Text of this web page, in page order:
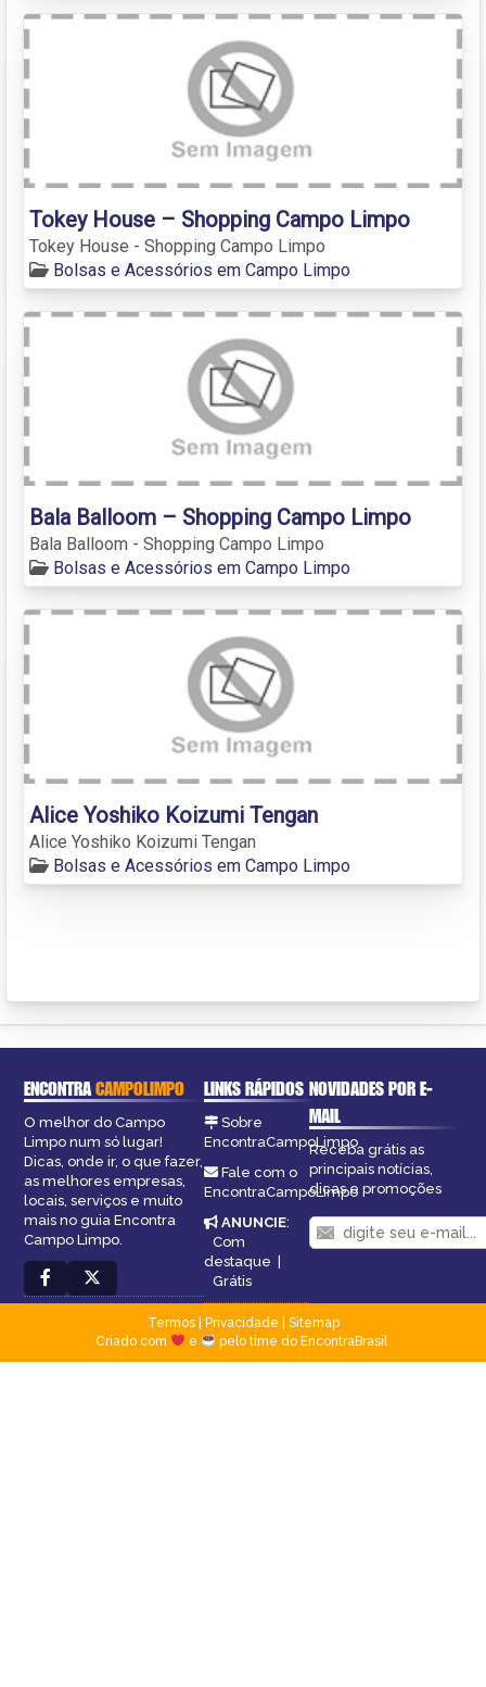
Tokey House – Shopping Campo Limpo
Tokey House - Shopping Campo Limpo
Bolsas e Acessórios em Campo Limpo
Bala Balloom – Shopping Campo Limpo
Bala Balloom - Shopping Campo Limpo
Bolsas e Acessórios em Campo Limpo
Alice Yoshiko Koizumi Tengan
Alice Yoshiko Koizumi Tengan
Bolsas e Acessórios em Campo Limpo
ENCONTRACAMPOLIMPO
O melhor do Campo
Limpo num só lugar!
Dicas, onde ir, o que fazer,
as melhores empresas,
locais, serviços e muito
mais no guia Encontra
Campo Limpo.
LINKS RÁPIDOS
Sobre
EncontraCampoLimpo
Fale com o
EncontraCampoLimpo
ANUNCIE:
Com
destaque |
Grátis
NOVIDADES POR E-
MAIL
Receba grátis as
principais notícias,
dicas e promoções
Termos| Privacidade
Sitemap
Criado com
e pelo time do EncontraBrasil